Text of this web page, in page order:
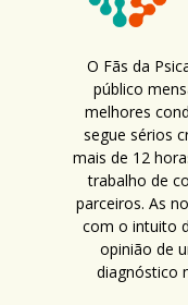
O Fãs da
público
melhores
segue sérios
mais de 12
trabalho de
parceiros. As
com o intuito
opinião de
diagnóstico